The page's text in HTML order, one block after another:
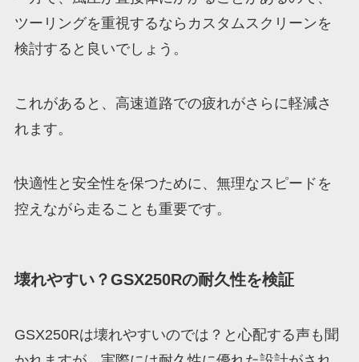
ツーリングを重視するならカスタムスクリーンを
検討すると良いでしょう。
これがあると、高速道路での疲れがさらに軽減さ
れます。
快適性と安全性を保つために、無理なスピードを
控えながら走ることも重要です。
壊れやすい？GSX250Rの耐久性を検証
GSX250Rは壊れやすいのでは？と心配する声も聞